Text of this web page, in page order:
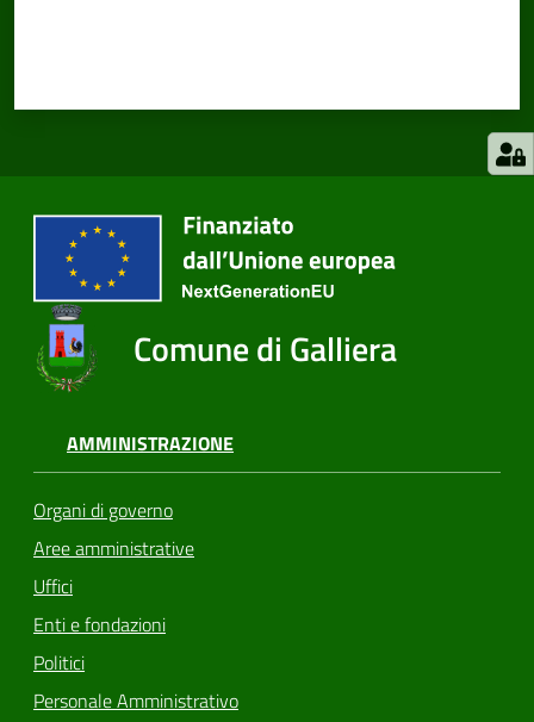
Comune di Galliera
AMMINISTRAZIONE
Organi di governo
Aree amministrative
Uffici
Enti e fondazioni
Politici
Personale Amministrativo